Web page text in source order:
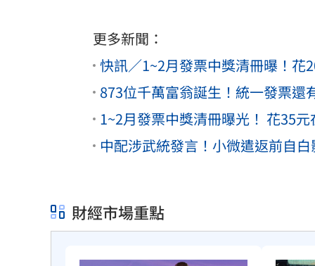
更多新聞：
快訊／1~2月發票中獎清冊曝！花
873位千萬富翁誕生！統一發票
1~2月發票中獎清冊曝光！ 花35
中配涉武統發言！小微遣返前自
財經市場重點